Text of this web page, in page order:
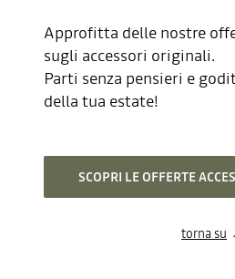
Approfitta delle nostre
sugli accessori originali.
Parti senza pensieri e
della tua estate!
SCOPRI LE OFFERTE
torna su